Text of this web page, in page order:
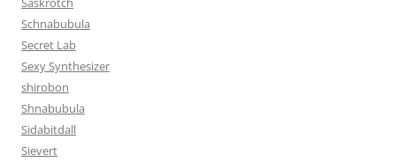
Schnabubula
Secret Lab
Sexy Synthesizer
shirobon
Shnabubula
Sidabitdall
Sievert